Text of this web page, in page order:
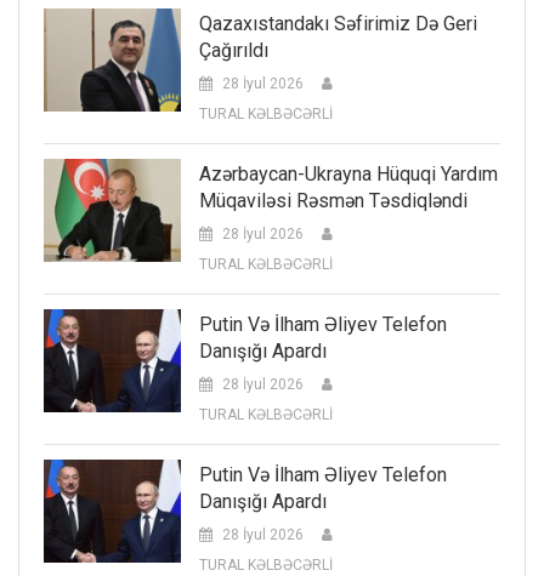
Qazaxıstandakı Səfirimiz Də Geri
Çağırıldı
28 İyul 2026
TURAL KƏLBƏCƏRLİ
Azərbaycan-Ukrayna Hüquqi Yardım
Müqaviləsi Rəsmən Təsdiqləndi
28 İyul 2026
TURAL KƏLBƏCƏRLİ
Putin Və İlham Əliyev Telefon
Danışığı Apardı
28 İyul 2026
TURAL KƏLBƏCƏRLİ
Putin Və İlham Əliyev Telefon
Danışığı Apardı
28 İyul 2026
TURAL KƏLBƏCƏRLİ